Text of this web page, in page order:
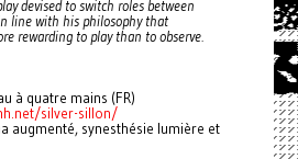
devised to switch roles between
line with his philosophy that
rewarding to play than to observe.
à quatre mains (FR)
silver-sillon/
augmenté, synesthésie lumière et